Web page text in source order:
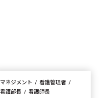
マネジメント
看護管理者
看護部長
看護師長